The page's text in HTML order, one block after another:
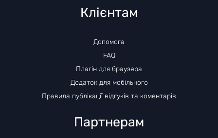
Клієнтам
Допомога
FAQ
Плагін для браузера
Додаток для мобільного
Правила публікації відгуків та коментарів
Партнерам